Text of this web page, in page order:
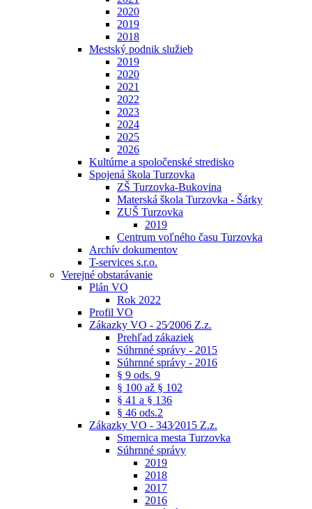
2020
2019
2018
Mestský podnik služieb
2019
2020
2021
2022
2023
2024
2025
2026
Kultúrne a spoločenské stredisko
Spojená škola Turzovka
ZŠ Turzovka-Bukovina
Materská škola Turzovka - Šárky
ZUŠ Turzovka
2019
Centrum voľného času Turzovka
Archív dokumentov
T-services s.r.o.
Verejné obstarávanie
Plán VO
Rok 2022
Profil VO
Zákazky VO - 25⁄2006 Z.z.
Prehľad zákaziek
Súhrnné správy - 2015
Súhrnné správy - 2016
§ 9 ods. 9
§ 100 až § 102
§ 41 a § 136
§ 46 ods.2
Zákazky VO - 343⁄2015 Z.z.
Smernica mesta Turzovka
Súhrnné správy
2019
2018
2017
2016